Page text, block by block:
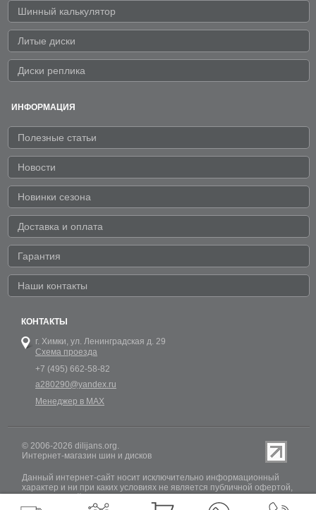
Шинный калькулятор
Литые диски
Диски реплика
ИНФОРМАЦИЯ
Полезные статьи
Новости
Новинки сезона
Доставка и оплата
Гарантия
Наши контакты
КОНТАКТЫ
г. Химки, ул. Ленинградская д. 29
Схема проезда
+7 (495) 662-58-82
a280290@yandex.ru
Менеджер в MAX
© 2006-2026 dilijans.org.
Интернет-магазин шин и дисков
Данный интернет-сайт носит исключительно информационный
характер и ни при каких условиях не является публичной офертой,
определяемой положениями Статьи 437 (2) Гражданского кодекса
РФ. Обновление информации о наличии шин и дисков на сайте